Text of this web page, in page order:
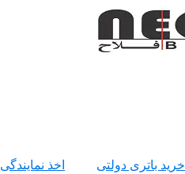
خرید باتری دولتی اخذ نمایندگی